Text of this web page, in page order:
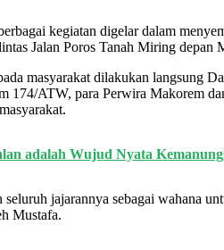
kegiatan digelar dalam
Jalan Poros Tanah Miring
masyarakat dilakukan
ATW, para Perwira Makorem
adalah Wujud Nyata
jajarannya sebagai wahana
Mustafa.